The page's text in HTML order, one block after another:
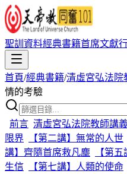
聖訓資料經典書籍首席文獻
首頁/經典書籍/清虛宮弘法院
情的考驗
前言 清虛宮弘法院教師講
限界
【第二講】無常的人世
講】齊隨首席救凡塵
【第
生信
【第七講】人類的使命